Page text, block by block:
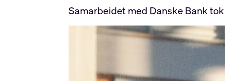
Samarbeidet med Danske Bank